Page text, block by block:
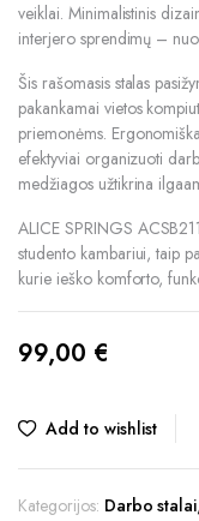
veiklai. Minimalistinis
interjero sprendimų –
Šis rašomasis stalas
pakankamai vietos
priemonėms.
efektyviai organizuoti
medžiagos užtikrina
ALICE SPRINGS
studento kambariui, taip
kurie ieško komforto,
99,00 €
Add to wishlist
Kategorijos: Darbo stalai,